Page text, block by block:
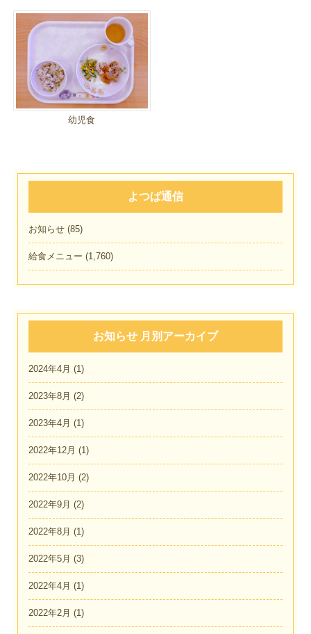
幼児食
よつば通信
お知らせ (85)
給食メニュー (1,760)
お知らせ 月別アーカイブ
2024年4月 (1)
2023年8月 (2)
2023年4月 (1)
2022年12月 (1)
2022年10月 (2)
2022年9月 (2)
2022年8月 (1)
2022年5月 (3)
2022年4月 (1)
2022年2月 (1)